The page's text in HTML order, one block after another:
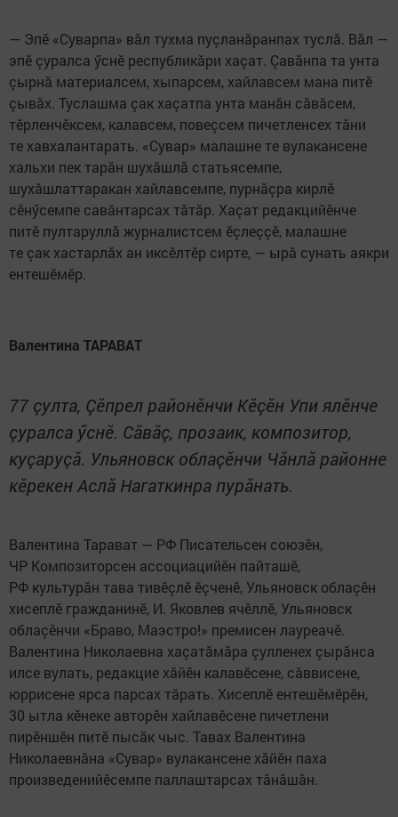
— Эпӗ «Суварпа» вăл тухма пуçланăранпах туслă. Вăл —
эпӗ çуралса ӳснӗ республикăри хаçат. Çавăнпа та унта
çырнă материалсем, хыпарсем, хайлавсем мана питӗ
çывăх. Туслашма çак хаçатпа унта манăн сăвăсем,
тӗрленчӗксем, калавсем, повеçсем пичетленсех тăни
те хавхалантарать. «Сувар» малашне те вулакансене
хальхи пек тарăн шухăшлă статьясемпе,
шухăшлаттаракан хайлавсемпе, пурнăçра кирлӗ
сӗнӳсемпе савăнтарсах тăтăр. Хаçат редакцийӗнче
питӗ пултаруллă журналистсем ӗçлеççӗ, малашне
те çак хастарлăх ан иксӗлтӗр сирте, — ырă сунать аякри
ентешӗмӗр.
Валентина ТАРАВАТ
77 çулта, Çӗпрел районӗнчи Кӗçӗн Упи ялӗнче
çуралса ӳснӗ. Сăвăç, прозаик, композитор,
куçаруçă. Ульяновск облаçӗнчи Чăнлă районне
кӗрекен Аслă Нагаткинра пурăнать.
Валентина Тарават — РФ Писательсен союзӗн,
ЧР Композиторсен ассоциацийӗн пайташӗ,
РФ культурăн тава тивӗçлӗ ӗçченӗ, Ульяновск облаçӗн
хисеплӗ гражданинӗ, И. Яковлев ячӗллӗ, Ульяновск
облаçӗнчи «Браво, Маэстро!» премисен лауреачӗ.
Валентина Николаевна хаçатăмăра çулленех çырăнса
илсе вулать, редакцие хăйӗн калавӗсене, сăввисене,
юррисене ярса парсах тăрать. Хисеплӗ ентешӗмӗрӗн,
30 ытла кӗнеке авторӗн хайлавӗсене пичетлени
пирӗншӗн питӗ пысăк чыс. Тавах Валентина
Николаевнăна «Сувар» вулакансене хăйӗн паха
произведенийӗсемпе паллаштарсах тăнăшăн.